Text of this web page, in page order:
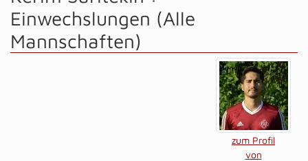
Einwechslungen (Alle
Mannschaften)
zum Profil
von